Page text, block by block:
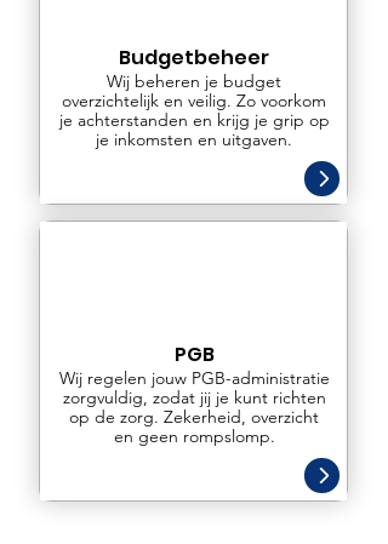
Budgetbeheer
Wij beheren je budget
overzichtelijk en veilig. Zo voorkom
je achterstanden en krijg je grip op
je inkomsten en uitgaven.
PGB
Wij regelen jouw PGB-administratie
zorgvuldig, zodat jij je kunt richten
op de zorg. Zekerheid, overzicht
en geen rompslomp.